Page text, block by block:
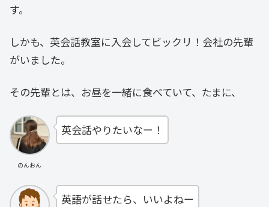
す。
しかも、英会話教室に入会してビックリ！会社の先輩
がいました。
その先輩とは、お昼を一緒に食べていて、たまに、
のんおん
英会話やりたいなー！
英語が話せたら、いいよねー